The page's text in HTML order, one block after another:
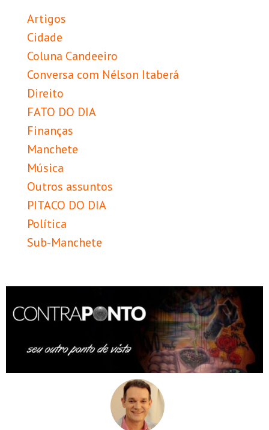
Artigos
Cidade
Coluna Candeeiro
Conversa com Nélson Itaberá
Direito
FATO DO DIA
Finanças
Manchete
Música
Outros assuntos
PITACO DO DIA
Política
Sub-Manchete